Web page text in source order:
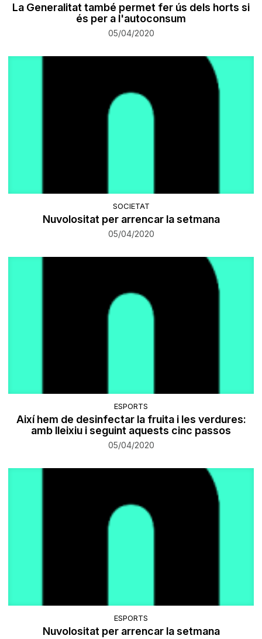
La Generalitat també permet fer ús dels horts si
és per a l'autoconsum
05/04/2020
SOCIETAT
Nuvolositat per arrencar la setmana
05/04/2020
ESPORTS
Així hem de desinfectar la fruita i les verdures:
amb lleixiu i seguint aquests cinc passos
05/04/2020
ESPORTS
Nuvolositat per arrencar la setmana